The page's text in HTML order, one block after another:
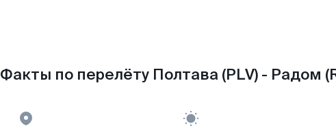
Факты по перелёту Полтава (PLV) - Радом